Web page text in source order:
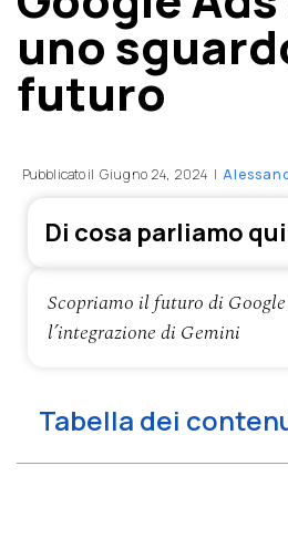
uno
futuro
Pubblicato il Giugno 24, 2024 |
Di cosa parliamo qui
Scopriamo il futuro di
l’integrazione di Gemini
Tabella dei